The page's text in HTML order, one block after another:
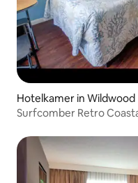
Hotelkamer in Wildwood
Surfcomber Retro